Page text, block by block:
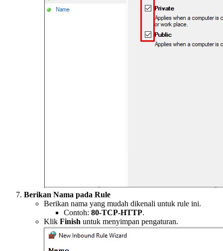
Berikan Nama pada Rule
Berikan nama yang mudah dikenali untuk rule ini.
Contoh: 80-TCP-HTTP.
Klik Finish untuk menyimpan pengaturan.